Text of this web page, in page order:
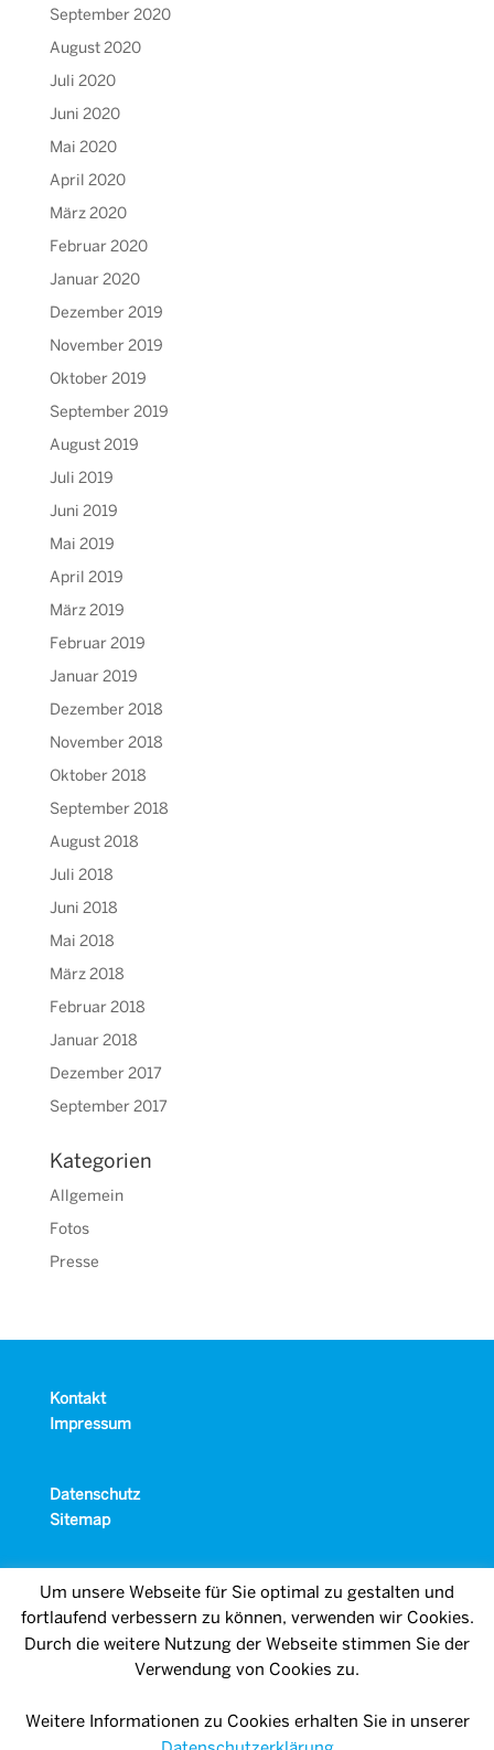
September 2020
August 2020
Juli 2020
Juni 2020
Mai 2020
April 2020
März 2020
Februar 2020
Januar 2020
Dezember 2019
November 2019
Oktober 2019
September 2019
August 2019
Juli 2019
Juni 2019
Mai 2019
April 2019
März 2019
Februar 2019
Januar 2019
Dezember 2018
November 2018
Oktober 2018
September 2018
August 2018
Juli 2018
Juni 2018
Mai 2018
März 2018
Februar 2018
Januar 2018
Dezember 2017
September 2017
Kategorien
Allgemein
Fotos
Presse
Kontakt
Impressum
Datenschutz
Sitemap
Um unsere Webseite für Sie optimal zu gestalten und
fortlaufend verbessern zu können, verwenden wir Cookies.
Durch die weitere Nutzung der Webseite stimmen Sie der
Verwendung von Cookies zu.
Weitere Informationen zu Cookies erhalten Sie in unserer